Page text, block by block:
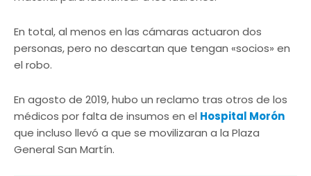
En total, al menos en las cámaras actuaron dos
personas, pero no descartan que tengan «socios» en
el robo.
En agosto de 2019, hubo un reclamo tras otros de los
médicos por falta de insumos en el Hospital Morón
que incluso llevó a que se movilizaran a la Plaza
General San Martín.